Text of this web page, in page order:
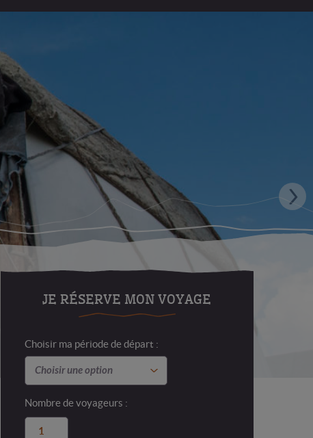
JE RÉSERVE MON VOYAGE
Choisir ma période de départ :
Nombre de voyageurs :